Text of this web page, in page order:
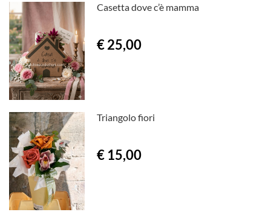
Casetta dove c’è mamma
€ 25,00
Triangolo fiori
€ 15,00